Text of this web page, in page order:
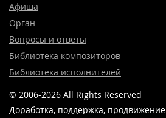
Афиша
Орган
Вопросы и ответы
Библиотека композиторов
Библиотека исполнителей
© 2006-2026 All Rights Reserved
Доработка, поддержка, продвижение